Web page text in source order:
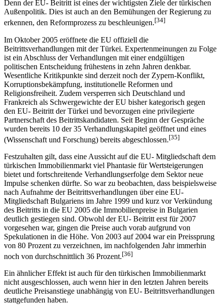
Denn der EU- Beitritt ist eines der wichtigsten Ziele der türkischen
Außenpolitik. Dies ist auch an den Bemühungen der Regierung zu
erkennen, den Reformprozess zu beschleunigen.[34]
Im Oktober 2005 eröffnete die EU offiziell die
Beitrittsverhandlungen mit der Türkei. Expertenmeinungen zu Folge
ist ein Abschluss der Verhandlungen mit einer endgültigen
politischen Entscheidung frühestens in zehn Jahren denkbar.
Wesentliche Kritikpunkte sind derzeit noch der Zypern-Konflikt,
Korruptionsbekämpfung, institutionelle Reformen und
Religionsfreiheit. Zudem versperren sich Deutschland und
Frankreich als Schwergewichte der EU bisher kategorisch gegen
den EU- Beitritt der Türkei und bevorzugen eine privilegierte
Partnerschaft des Beitrittskandidaten. Seit Beginn der Gespräche
wurden bereits 10 der 35 Verhandlungskapitel geöffnet und eines
(Wissenschaft und Forschung) bereits abgeschlossen.[35]
Festzuhalten gilt, dass eine Aussicht auf die EU- Mitgliedschaft dem
türkischen Immobilienmarkt viel Phantasie für Wertsteigerungen
bietet und fortschreitende Verhandlungserfolge dem Sektor neue
Impulse schenken dürfte. So war zu beobachten, dass beispielsweise
nach Aufnahme der Beitrittsverhandlungen über eine EU-
Mitgliedschaft Bulgariens im Jahre 1999 und kurz vor Verkündung
des Beitritts in die EU 2005 die Immobilienpreise in Bulgarien
deutlich gestiegen sind. Obwohl der EU- Beitritt erst für 2007
vorgesehen war, gingen die Preise auch vorab aufgrund von
Spekulationen in die Höhe. Von 2003 auf 2004 war ein Preissprung
von 80 Prozent zu verzeichnen, im nachfolgenden Jahr immerhin
noch von durchschnittlich 36 Prozent.[36]
Ein ähnlicher Effekt ist auch für den türkischen Immobilienmarkt
nicht ausgeschlossen, auch wenn hier in den letzten Jahren bereits
deutliche Preisanstiege unabhängig von EU- Beitrittsverhandlungen
stattgefunden haben.